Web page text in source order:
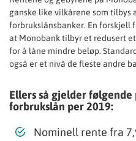
ganske like vilkårene som tilbys
forbrukslånsbanker. En forskjell
at Monobank tilbyr et redusert
for å låne mindre beløp.
også er et nivå de fleste andre
Ellers så gjelder
forbrukslån per 2019:
Nominell rente fra